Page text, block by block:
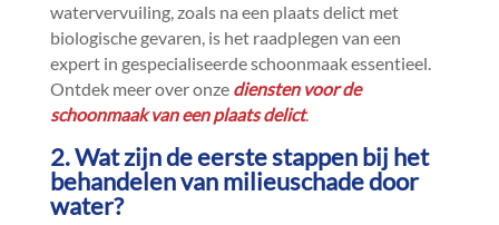
watervervuiling, zoals na een plaats delict met
biologische gevaren, is het raadplegen van een
expert in gespecialiseerde schoonmaak essentieel.​
Ontdek meer over onze diensten voor de
schoonmaak van een plaats delict.​
2.​ Wat zijn de eerste stappen bij het
behandelen van milieuschade door
water?